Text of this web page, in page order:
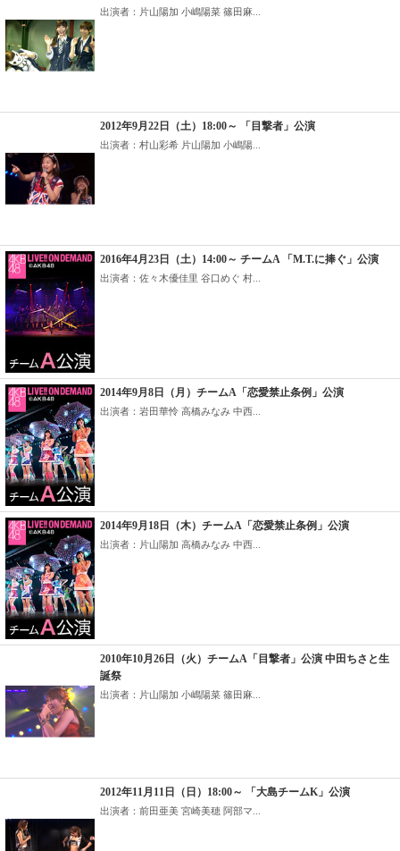
出演者：片山陽加 小嶋陽菜 篠田麻...
2012年9月22日（土）18:00～ 「目撃者」公演
出演者：村山彩希 片山陽加 小嶋陽...
2016年4月23日（土）14:00～ チームA 「M.T.に捧ぐ」公演
出演者：佐々木優佳里 谷口めぐ 村...
2014年9月8日（月）チームA「恋愛禁止条例」公演
出演者：岩田華怜 高橋みなみ 中西...
2014年9月18日（木）チームA「恋愛禁止条例」公演
出演者：片山陽加 高橋みなみ 中西...
2010年10月26日（火）チームA「目撃者」公演 中田ちさと生
誕祭
出演者：片山陽加 小嶋陽菜 篠田麻...
2012年11月11日（日）18:00～ 「大島チームK」公演
出演者：前田亜美 宮崎美穂 阿部マ...